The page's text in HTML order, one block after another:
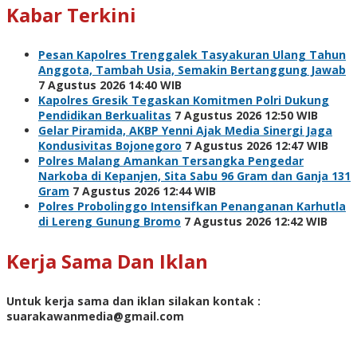
Kabar Terkini
Pesan Kapolres Trenggalek Tasyakuran Ulang Tahun
Anggota, Tambah Usia, Semakin Bertanggung Jawab
7 Agustus 2026 14:40 WIB
Kapolres Gresik Tegaskan Komitmen Polri Dukung
Pendidikan Berkualitas 7 Agustus 2026 12:50 WIB
Gelar Piramida, AKBP Yenni Ajak Media Sinergi Jaga
Kondusivitas Bojonegoro 7 Agustus 2026 12:47 WIB
Polres Malang Amankan Tersangka Pengedar
Narkoba di Kepanjen, Sita Sabu 96 Gram dan Ganja 131
Gram 7 Agustus 2026 12:44 WIB
Polres Probolinggo Intensifkan Penanganan Karhutla
di Lereng Gunung Bromo 7 Agustus 2026 12:42 WIB
Kerja Sama Dan Iklan
Untuk kerja sama dan iklan silakan kontak :
suarakawanmedia@gmail.com